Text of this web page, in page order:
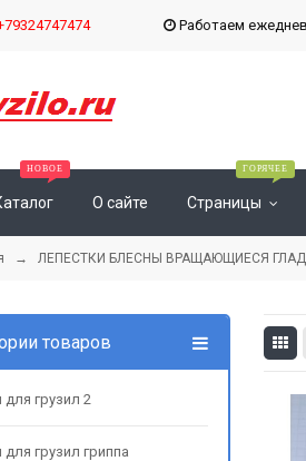
Работаем
О сайте Страницы
→ ЛЕПЕСТКИ БЛЕСНЫ ВРАЩАЮЩИЕСЯ
товаров
грузил 2
грузил гриппа